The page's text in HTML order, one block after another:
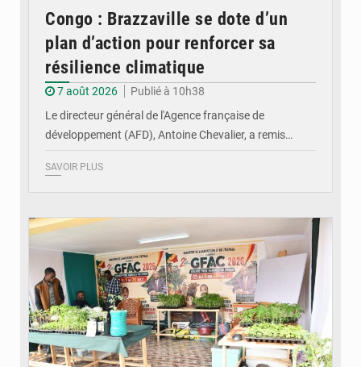
Congo : Brazzaville se dote d’un
plan d’action pour renforcer sa
résilience climatique
7 août 2026
Publié à 10h38
Le directeur général de l'Agence française de
développement (AFD), Antoine Chevalier, a remis…
SAVOIR PLUS